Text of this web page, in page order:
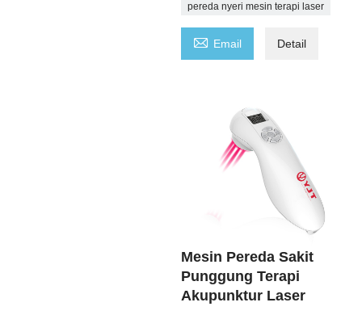
pereda nyeri mesin terapi laser
 Email Detail
Mesin Pereda Sakit
Punggung Terapi
Akupunktur Laser